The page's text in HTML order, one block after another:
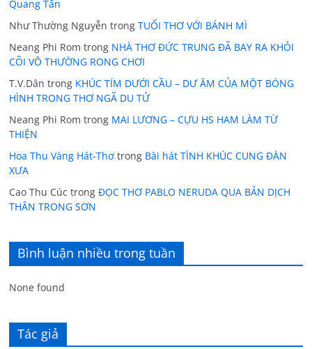
Quang Tấn
Như Thường Nguyễn trongTUỔI THƠ VỚI BÁNH MÌ
Neang Phi Rom trong NHÀ THƠ ĐỨC TRUNG ĐÃ BAY RA KHỎI
CÕI VÔ THƯỜNG RONG CHƠI
T.V.Dân trong KHÚC TÍM DƯỚI CẦU – DƯ ÂM CỦA MỘT BÓNG
HÌNH TRONG THƠ NGÃ DU TỬ
Neang Phi Rom trong MAI LƯƠNG – CỰU HS HAM LÀM TỪ
THIỆN
Hoa Thu Vàng Hát-Thơ trong Bài hát TÌNH KHÚC CUNG ĐÀN
XƯA
Cao Thu Cúc trongĐỌC THƠ PABLO NERUDA QUA BẢN DỊCH
THÂN TRONG SƠN
Bình luận nhiều trong tuần
None found
Tác giả